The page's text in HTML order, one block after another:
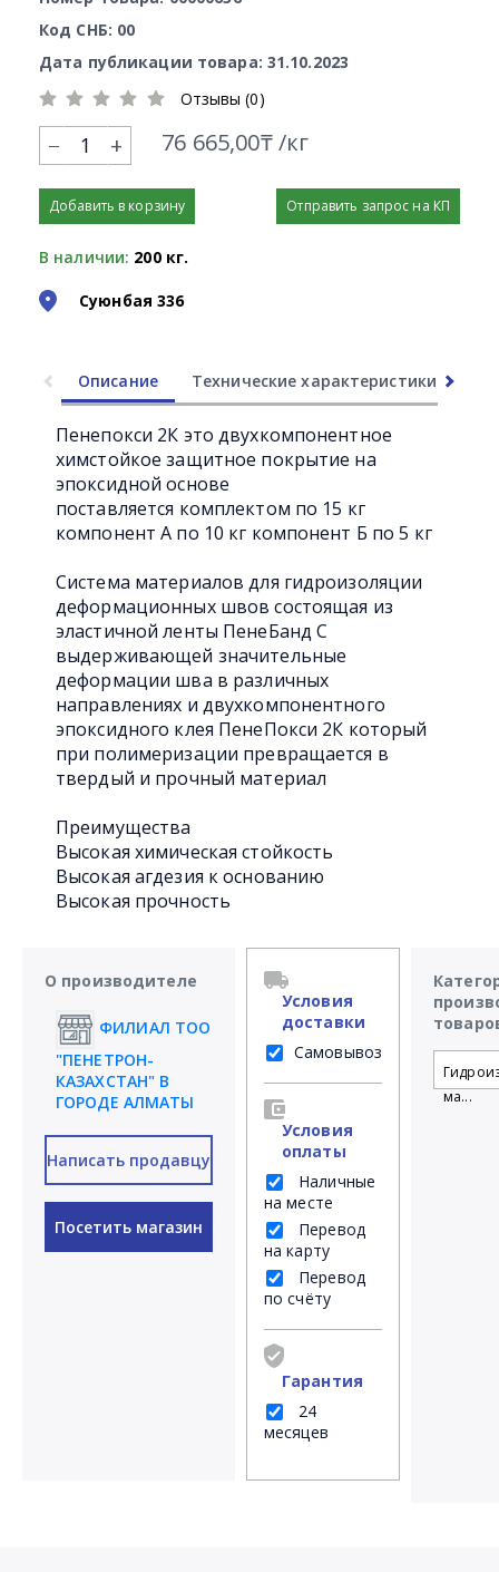
Код СНБ: 00
Дата публикации товара: 31.10.2023
Отзывы (0)
+ 76 665,00₸ /кг
Добавить в корзину Отправить запрос на КП
В наличии: 200 кг.
Суюнбая 336
Описание Технические характеристики
Пенепокси 2К это двухкомпонентное
химстойкое защитное покрытие на
эпоксидной основе
поставляется комплектом по 15 кг
компонент А по 10 кг компонент Б по 5 кг
Система материалов для гидроизоляции
деформационных швов состоящая из
эластичной ленты ПенеБанд С
выдерживающей значительные
деформации шва в различных
направлениях и двухкомпонентного
эпоксидного клея ПенеПокси 2К который
при полимеризации превращается в
твердый и прочный материал
Преимущества
Высокая химическая стойкость
Высокая агдезия к основанию
Высокая прочность
О производителе
ФИЛИАЛ ТОО
"ПЕНЕТРОН-
КАЗАХСТАН" В
ГОРОДЕ АЛМАТЫ
Написать продавцу
Посетить магазин
Условия
доставки
Самовывоз
Условия
оплаты
Наличные
на месте
Перевод
на карту
Перевод
по счёту
Гарантия
24
месяцев
ма...